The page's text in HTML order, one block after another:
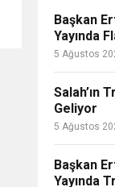
Başkan
Yayında
5 Ağustos
Salah’ın
Geliyor
5 Ağustos
Başkan
Yayında